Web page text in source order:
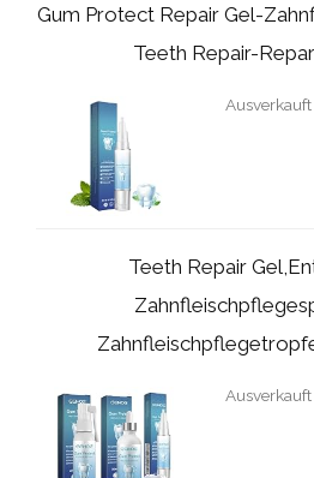
Gum Protect Repair Gel-
Teeth Repair-
Ausverkauft
Teeth Repair
Ausverkauft